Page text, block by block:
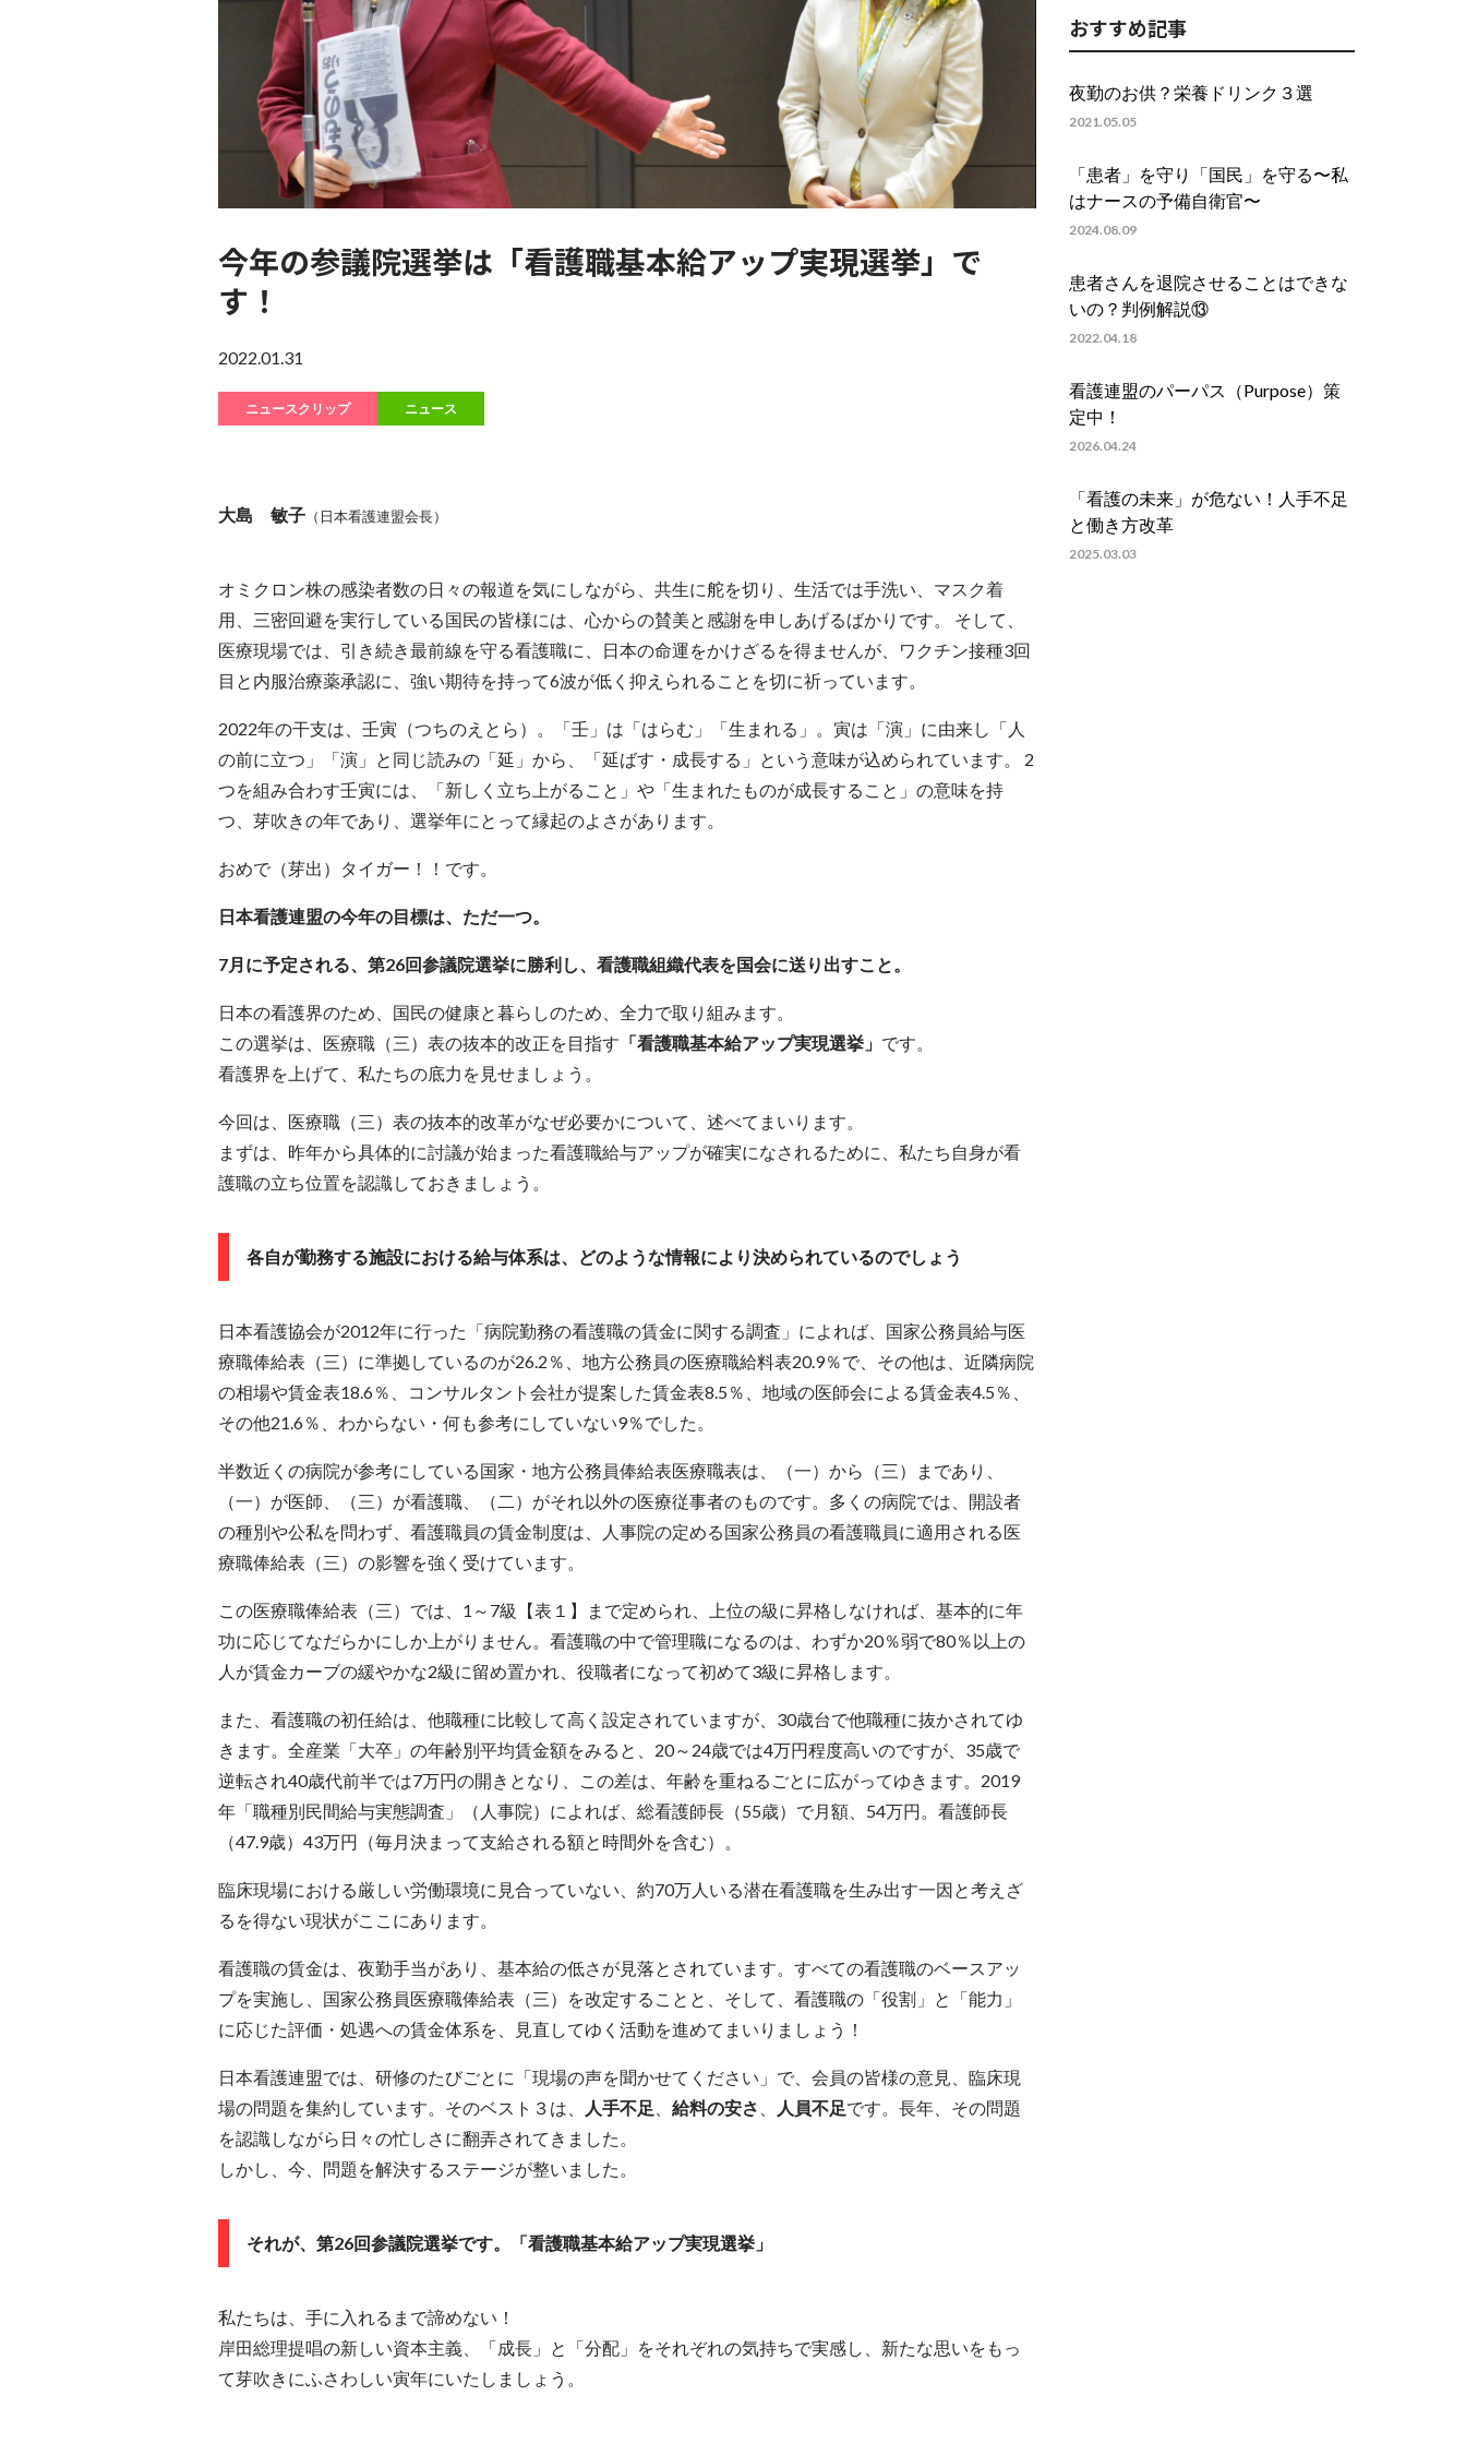
今年の参議院選挙は「看護職基本給アップ実現選挙」で
す！
2022.01.31
ニュースクリップ ニュース
大島 敏子（日本看護連盟会長）
オミクロン株の感染者数の日々の報道を気にしながら、共生に舵を切り、生活では手洗い、マスク着
用、三密回避を実行している国民の皆様には、心からの賛美と感謝を申しあげるばかりです。 そして、
医療現場では、引き続き最前線を守る看護職に、日本の命運をかけざるを得ませんが、ワクチン接種3回
目と内服治療薬承認に、強い期待を持って6波が低く抑えられることを切に祈っています。
2022年の干支は、壬寅（つちのえとら）。「壬」は「はらむ」「生まれる」。寅は「演」に由来し「人
の前に立つ」「演」と同じ読みの「延」から、「延ばす・成長する」という意味が込められています。 2
つを組み合わす壬寅には、「新しく立ち上がること」や「生まれたものが成長すること」の意味を持
つ、芽吹きの年であり、選挙年にとって縁起のよさがあります。
おめで（芽出）タイガー！！です。
日本看護連盟の今年の目標は、ただ一つ。
7月に予定される、第26回参議院選挙に勝利し、看護職組織代表を国会に送り出すこと。
日本の看護界のため、国民の健康と暮らしのため、全力で取り組みます。
この選挙は、医療職（三）表の抜本的改正を目指す 「看護職基本給アップ実現選挙」 です。
看護界を上げて、私たちの底力を見せましょう。
今回は、医療職（三）表の抜本的改革がなぜ必要かについて、述べてまいります。
まずは、昨年から具体的に討議が始まった看護職給与アップが確実になされるために、私たち自身が看
護職の立ち位置を認識しておきましょう。
各自が勤務する施設における給与体系は、どのような情報により決められているのでしょう
日本看護協会が2012年に行った「病院勤務の看護職の賃金に関する調査」によれば、国家公務員給与医
療職俸給表（三）に準拠しているのが26.2％、地方公務員の医療職給料表20.9％で、その他は、近隣病院
の相場や賃金表18.6％、コンサルタント会社が提案した賃金表8.5％、地域の医師会による賃金表4.5％、
その他21.6％、わからない・何も参考にしていない9％でした。
半数近くの病院が参考にしている国家・地方公務員俸給表医療職表は、（一）から（三）まであり、
（一）が医師、（三）が看護職、（二）がそれ以外の医療従事者のものです。多くの病院では、開設者
の種別や公私を問わず、看護職員の賃金制度は、人事院の定める国家公務員の看護職員に適用される医
療職俸給表（三）の影響を強く受けています。
この医療職俸給表（三）では、1～7級【表１】まで定められ、上位の級に昇格しなければ、基本的に年
功に応じてなだらかにしか上がりません。看護職の中で管理職になるのは、わずか20％弱で80％以上の
人が賃金カーブの緩やかな2級に留め置かれ、役職者になって初めて3級に昇格します。
また、看護職の初任給は、他職種に比較して高く設定されていますが、30歳台で他職種に抜かされてゆ
きます。全産業「大卒」の年齢別平均賃金額をみると、20～24歳では4万円程度高いのですが、35歳で
逆転され40歳代前半では7万円の開きとなり、この差は、年齢を重ねるごとに広がってゆきます。2019
年「職種別民間給与実態調査」（人事院）によれば、総看護師長（55歳）で月額、54万円。看護師長
（47.9歳）43万円（毎月決まって支給される額と時間外を含む）。
臨床現場における厳しい労働環境に見合っていない、約70万人いる潜在看護職を生み出す一因と考えざ
るを得ない現状がここにあります。
看護職の賃金は、夜勤手当があり、基本給の低さが見落とされています。すべての看護職のベースアッ
プを実施し、国家公務員医療職俸給表（三）を改定することと、そして、看護職の「役割」と「能力」
に応じた評価・処遇への賃金体系を、見直してゆく活動を進めてまいりましょう！
日本看護連盟では、研修のたびごとに「現場の声を聞かせてください」で、会員の皆様の意見、臨床現
場の問題を集約しています。そのベスト３は、
人手不足 給料の安さ 人員不足です。長年、その問題
を認識しながら日々の忙しさに翻弄されてきました。
しかし、今、問題を解決するステージが整いました。
それが、第26回参議院選挙です。「看護職基本給アップ実現選挙」
私たちは、手に入れるまで諦めない！
岸田総理提唱の新しい資本主義、「成長」と「分配」をそれぞれの気持ちで実感し、新たな思いをもっ
て芽吹きにふさわしい寅年にいたしましょう。
おすすめ記事
夜勤のお供？栄養ドリンク３選
2021.05.05
「患者」を守り「国民」を守る〜私
はナースの予備自衛官〜
2024.08.09
患者さんを退院させることはできな
いの？判例解説⑬
2022.04.18
看護連盟のパーパス（Purpose）策
定中！
2026.04.24
「看護の未来」が危ない！人手不足
と働き方改革
2025.03.03